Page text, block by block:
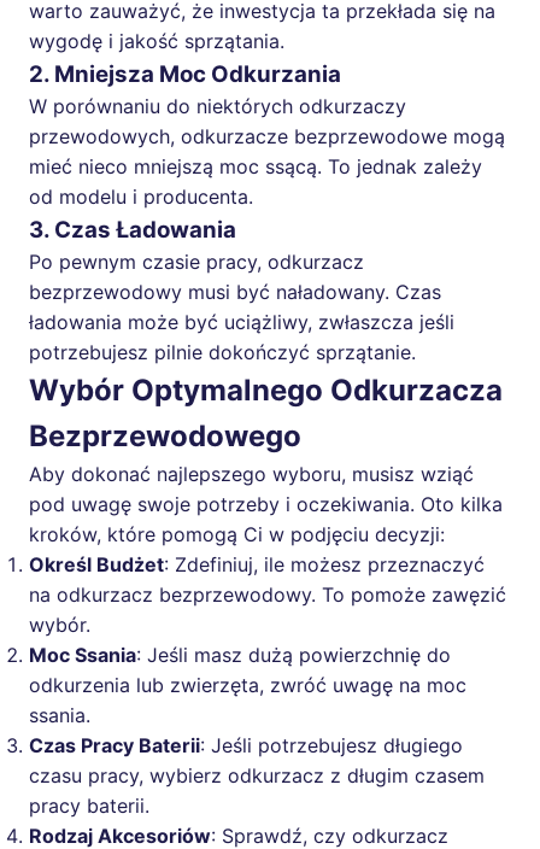
warto zauważyć, że inwestycja ta przekłada się na
wygodę i jakość sprzątania.
2. Mniejsza Moc Odkurzania
W porównaniu do niektórych odkurzaczy
przewodowych, odkurzacze bezprzewodowe mogą
mieć nieco mniejszą moc ssącą. To jednak zależy
od modelu i producenta.
3. Czas Ładowania
Po pewnym czasie pracy, odkurzacz
bezprzewodowy musi być naładowany. Czas
ładowania może być uciążliwy, zwłaszcza jeśli
potrzebujesz pilnie dokończyć sprzątanie.
Wybór Optymalnego Odkurzacza
Bezprzewodowego
Aby dokonać najlepszego wyboru, musisz wziąć
pod uwagę swoje potrzeby i oczekiwania. Oto kilka
kroków, które pomogą Ci w podjęciu decyzji:
Określ Budżet: Zdefiniuj, ile możesz przeznaczyć
na odkurzacz bezprzewodowy. To pomoże zawęzić
wybór.
Moc Ssania: Jeśli masz dużą powierzchnię do
odkurzenia lub zwierzęta, zwróć uwagę na moc
ssania.
Czas Pracy Baterii: Jeśli potrzebujesz długiego
czasu pracy, wybierz odkurzacz z długim czasem
pracy baterii.
Rodzaj Akcesoriów: Sprawdź, czy odkurzacz